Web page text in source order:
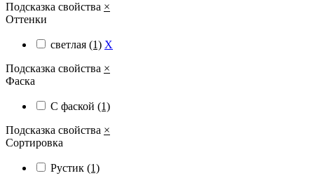
Подсказка свойства ×
Оттенки
светлая (1) X
Подсказка свойства ×
Фаска
С фаской (1)
Подсказка свойства ×
Сортировка
Рустик (1)